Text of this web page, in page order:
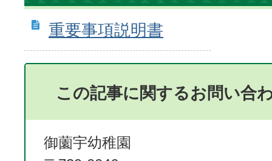
重要事項説明書
この記事に関するお問い合
御薗宇幼稚園